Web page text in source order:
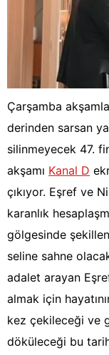
Çarşamba
derinden sarsan
silinmeyecek 47.
akşamı Kanal D
çıkıyor. Eşref ve
karanlık
gölgesinde
seline sahne
adalet arayan
almak için
kez çekileceği ve
döküleceği bu